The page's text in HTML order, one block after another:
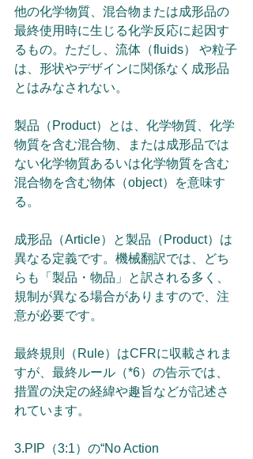
他の化学物質、混合物または成形品の
最終使用時に生じる化学反応に起因す
るもの。ただし、流体（fluids） や粒子
は、形状やデザインに関係なく成形品
とはみなされない。
製品（Product）とは、化学物質、化学
物質を含む混合物、または成形品では
ない化学物質あるいは化学物質を含む
混合物を含む物体（object）を意味す
る。
成形品（Article）と製品（Product）は
異なる定義です。機械翻訳では、どち
らも「製品・物品」と訳される多く、
規制が異なる場合がありますので、注
意が必要です。
最終規則（Rule）はCFRに収載されま
すが、最終ルール（*6）の告示では、
措置の決定の経緯や趣旨などが記述さ
れています。
3.PIP（3:1）の“No Action